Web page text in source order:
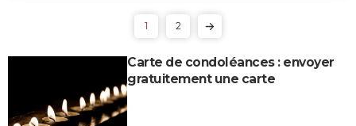
1 2
Carte de condoléances : envoyer
gratuitement une carte